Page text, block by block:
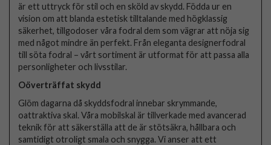
är ett uttryck för stil och en sköld av skydd. Födda ur en
vision om att blanda estetisk tilltalande med högklassig
säkerhet, tillgodoser våra fodral dem som vägrar att nöja sig
med något mindre än perfekt. Från eleganta designerfodral
till söta fodral – vårt sortiment är utformat för att passa alla
personligheter och livsstilar.
Oöverträffat skydd
Glöm dagarna då skyddsfodral innebar skrymmande,
oattraktiva skal. Våra mobilskal är tillverkade med avancerad
teknik för att säkerställa att de är stötsäkra, hållbara och
samtidigt otroligt smala och snygga. Vi anser att ett